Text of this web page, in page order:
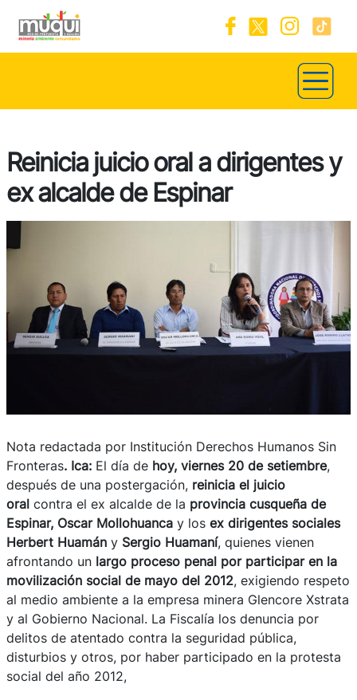
Reinicia juicio oral a dirigentes y
ex alcalde de Espinar
Nota redactada por Institución Derechos Humanos Sin
Fronteras. Ica: El día de hoy, viernes 20 de setiembre,
después de una postergación, reinicia el juicio
oral contra el ex alcalde de la provincia cusqueña de
Espinar, Oscar Mollohuanca y los ex dirigentes sociales
Herbert Huamán y Sergio Huamaní, quienes vienen
afrontando un largo proceso penal por participar en la
movilización social de mayo del 2012, exigiendo respeto
al medio ambiente a la empresa minera Glencore Xstrata
y al Gobierno Nacional. La Fiscalía los denuncia por
delitos de atentado contra la seguridad pública,
disturbios y otros, por haber participado en la protesta
social del año 2012,